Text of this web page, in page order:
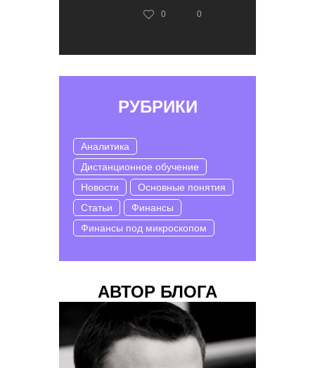
0 0
РУБРИКИ
Аналитика
Дистанционное обучение
Новости
Основные понятия
Статьи
Финансы
Финансы под микроскопом
АВТОР БЛОГА